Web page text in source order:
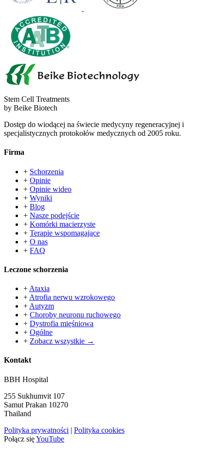
Stem Cell Treatments
by Beike Biotech
Dostęp do wiodącej na świecie medycyny regeneracyjnej i
specjalistycznych protokołów medycznych od 2005 roku.
Firma
+ Schorzenia
+ Opinie
+ Opinie wideo
+ Wyniki
+ Blog
+ Nasze podejście
+ Komórki macierzyste
+ Terapie wspomagające
+ O nas
+ FAQ
Leczone schorzenia
+ Ataxia
+ Atrofia nerwu wzrokowego
+ Autyzm
+ Choroby neuronu ruchowego
+ Dystrofia mięśniowa
+ Ogólne
+ Zobacz wszystkie →
Kontakt
BBH Hospital
255 Sukhumvit 107
Samut Prakan 10270
Thailand
Polityka prywatności | Polityka cookies
Połącz sięYouTube